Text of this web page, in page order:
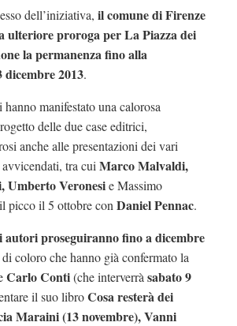
dell’iniziativa, il comune di Firenze
ulteriore proroga per La Piazza dei
la permanenza fino alla
2013.
manifestato una calorosa
delle due case editrici,
anche alle presentazioni dei vari
tra cui Marco Malvaldi,
Umberto Veronesie Massimo
picco il 5 ottobre con Daniel Pennac.
proseguiranno fino a dicembre
coloro che hanno già confermato la
Carlo Conti(che interverrà sabato 9
il suo libroCosa resterà dei
Maraini (13 novembre), Vanni